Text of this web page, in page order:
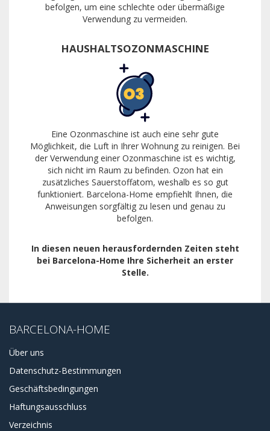
befolgen, um eine schlechte oder übermäßige
Verwendung zu vermeiden.
HAUSHALTSOZONMASCHINE
Eine Ozonmaschine ist auch eine sehr gute
Möglichkeit, die Luft in Ihrer Wohnung zu reinigen. Bei
der Verwendung einer Ozonmaschine ist es wichtig,
sich nicht im Raum zu befinden. Ozon hat ein
zusätzliches Sauerstoffatom, weshalb es so gut
funktioniert. Barcelona-Home empfiehlt Ihnen, die
Anweisungen sorgfältig zu lesen und genau zu
befolgen.
In diesen neuen herausfordernden Zeiten steht
bei Barcelona-Home Ihre Sicherheit an erster
Stelle.
BARCELONA-HOME
Über uns
Datenschutz-Bestimmungen
Geschäftsbedingungen
Haftungsausschluss
Verzeichnis